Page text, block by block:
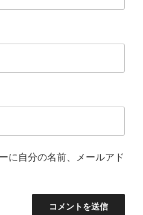
に自分の名前、メールアド